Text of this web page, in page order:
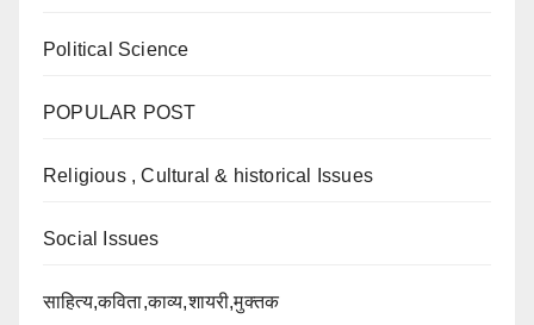
Political Science
POPULAR POST
Religious , Cultural & historical Issues
Social Issues
साहित्य,कविता,काव्य,शायरी,मुक्तक